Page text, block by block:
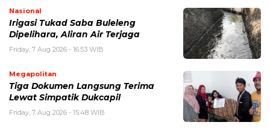
Nasional
Irigasi Tukad Saba Buleleng
Dipelihara, Aliran Air Terjaga
Friday, 7 Aug 2026 - 16:53 WIB
Megapolitan
Tiga Dokumen Langsung Terima
Lewat Simpatik Dukcapil
Friday, 7 Aug 2026 - 15:48 WIB